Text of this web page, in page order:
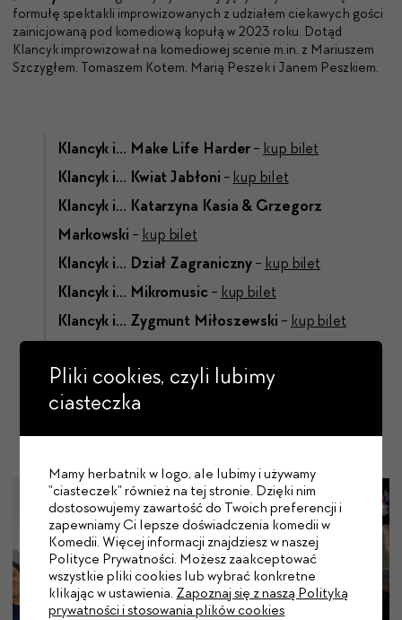
formułę spektakli improwizowanych z udziałem ciekawych gości
zainicjowaną pod komediową kopułą w 2023 roku. Dotąd
Klancyk improwizował na komediowej scenie m.in. z Mariuszem
Szczygłem, Tomaszem Kotem, Marią Peszek i Janem Peszkiem.
Klancyk i... Make Life Harder- kup bilet
Klancyk i... Kwiat Jabłoni - kup bilet
Klancyk i... Katarzyna Kasia & Grzegorz
Markowski - kup bilet
Klancyk i... Dział Zagraniczny- kup bilet
Klancyk i... Mikromusic - kup bilet
Klancyk i... Zygmunt Miłoszewski - kup bilet
Klancyk i… Bartłomiej Topa -
Klancyk i... Michał Sikorski
Klancyk i... Marta Niedźwiecka-kup bilet
Pliki cookies, czyli lubimy
ciasteczka
Mamy herbatnik w logo, ale lubimy i używamy
"ciasteczek" również na tej stronie. Dzięki nim
dostosowujemy zawartość do Twoich preferencji i
zapewniamy Ci lepsze doświadczenia komedii w
Komedii. Więcej informacji znajdziesz w naszej
Polityce Prywatności. Możesz zaakceptować
wszystkie pliki cookies lub wybrać konkretne
klikając w ustawienia. Zapoznaj się z naszą Polityką
prywatności i stosowania plików cookies